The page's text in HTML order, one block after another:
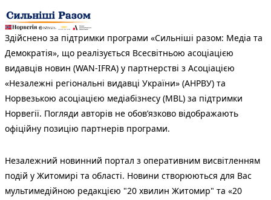
Здійснено за підтримки програми «Сильніші разом: Медіа та
Демократія», що реалізується Всесвітньою асоціацією
видавців новин (WAN-IFRA) у партнерстві з Асоціацією
«Незалежні регіональні видавці України» (АНРВУ) та
Норвезькою асоціацією медіабізнесу (MBL) за підтримки
Норвегії. Погляди авторів не обов’язково відображають
офіційну позицію партнерів програми.
Незалежний новинний портал з оперативним висвітленням
подій у Житомирі та області. Новини створюються для Вас
мультимедійною редакцією "20 хвилин Житомир" та «20